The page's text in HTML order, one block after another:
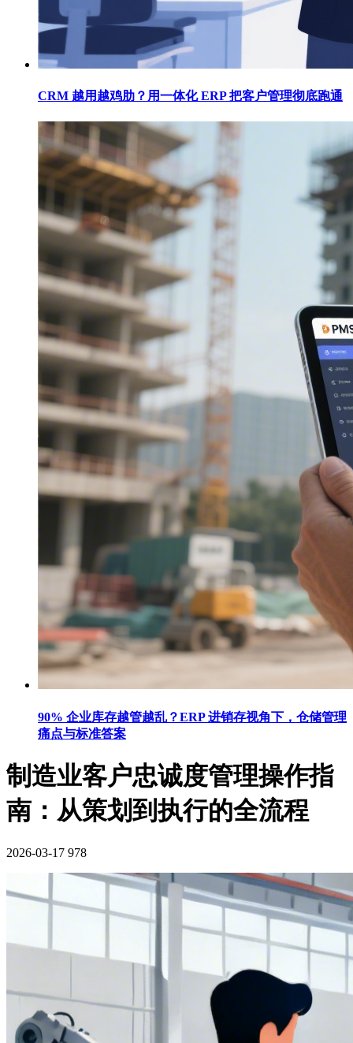
CRM 越用越鸡肋？用一体化 ERP 把客户管理彻底跑通
90% 企业库存越管越乱？ERP 进销存视角下，仓储管理
痛点与标准答案
制造业客户忠诚度管理操作指
南：从策划到执行的全流程
2026-03-17 978